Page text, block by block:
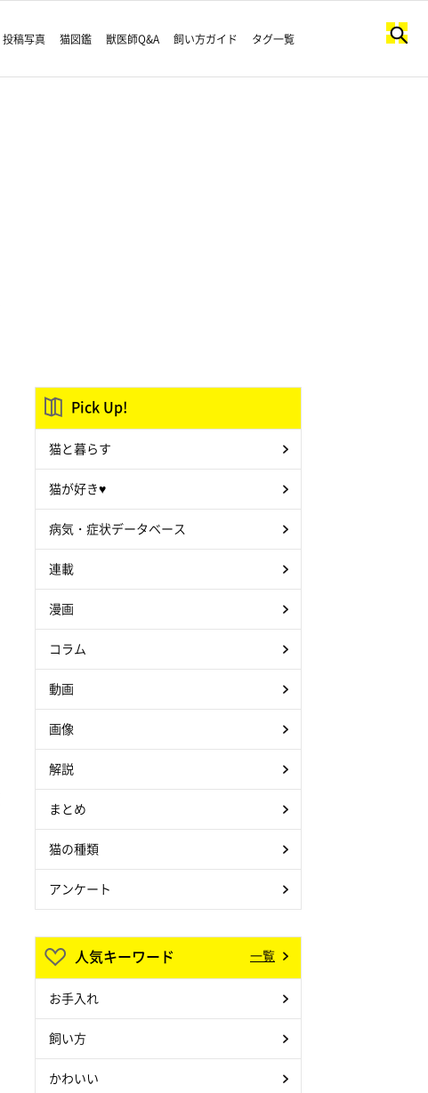
投稿写真 猫図鑑 獣医師Q&A 飼い方ガイド タグ一覧
Pick Up!
猫と暮らす
猫が好き♥
病気・症状データベース
連載
漫画
コラム
動画
画像
解説
まとめ
猫の種類
アンケート
人気キーワード 一覧
お手入れ
飼い方
かわいい